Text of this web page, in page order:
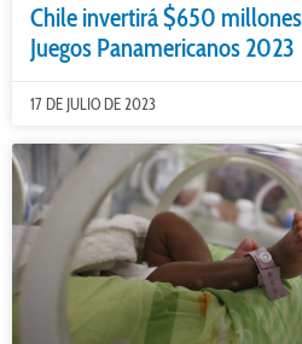
Chile invertirá $650
Juegos Panamericanos 2023
17 DE JULIO DE 2023